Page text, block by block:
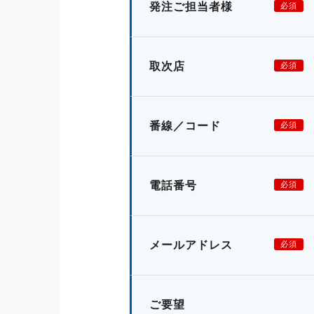
発注ご担当者様 必須
取次店 必須
番線／コード 必須
電話番号 必須
メールアドレス 必須
ご要望